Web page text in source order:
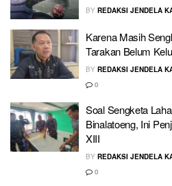
BY REDAKSI JENDELA
Karena Masih
Tarakan Belum
BY REDAKSI JENDELA
0
Soal Sengketa
Binalatoeng, Ini
XIII
BY REDAKSI JENDELA
0